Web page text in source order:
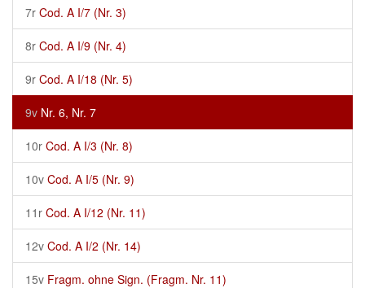
7r Cod. A I/7 (Nr. 3)
8r Cod. A I/9 (Nr. 4)
9r Cod. A I/18 (Nr. 5)
9v Nr. 6, Nr. 7
10r Cod. A I/3 (Nr. 8)
10v Cod. A I/5 (Nr. 9)
11r Cod. A I/12 (Nr. 11)
12v Cod. A I/2 (Nr. 14)
15v Fragm. ohne Sign. (Fragm. Nr. 11)